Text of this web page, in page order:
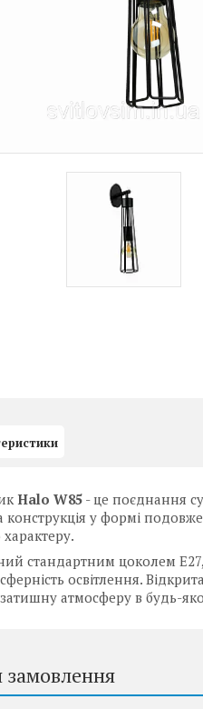
Halo W85 - це поєднання
у формі
стандартним цоколем
освітлення.
атмосферу в будь-
замовлення